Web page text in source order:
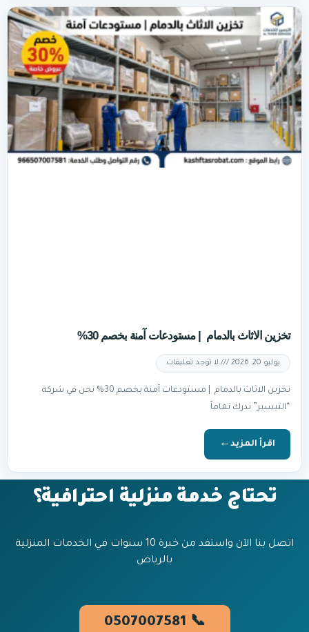
تخزين الاثاث بالدمام | مستودعات آمنة بخصم 30%
يوليو 20, 2026 لا توجد تعليقات
تخزين الاثاث بالدمام | مستودعات آمنة بخصم 30% نحن في شركة
“التيسير” ندرك تماماً
اقرأ المزيد
تحتاج خدمة منزلية احترافية؟
اتصل بنا الآن واستفد من خبرة 10 سنوات في الخدمات المنزلية
بالرياض
📞 0507007581